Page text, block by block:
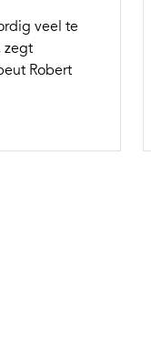
veel te
zegt
Robert